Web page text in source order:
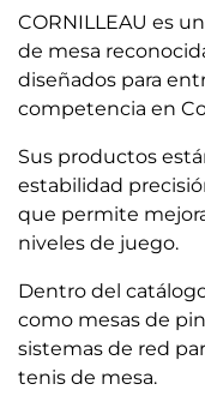
CORNILLEAU es
de mesa
diseñados para
competencia en
Sus productos
estabilidad
que permite
niveles de juego.
Dentro del
como mesas de
sistemas de red
tenis de mesa.